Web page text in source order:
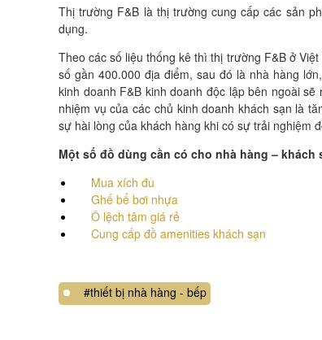
Thị trường F&B là thị trường cung cấp các sản
dụng.
Theo các số liệu thống kê thì thị trường F&B ở
số gần 400.000 địa điểm, sau đó là nhà hàng
kinh doanh F&B kinh doanh độc lập bên ngoài
nhiệm vụ của các chủ kinh doanh khách sạn là
sự hài lòng của khách hàng khi có sự trải nghiệm
Một số đồ dùng cần có cho nhà hàng – khách
Mua xích đu
Ghế bể bơi nhựa
Ô lệch tâm giá rẻ
Cung cấp đồ amenities khách sạn
#thiết bị nhà hàng - bếp